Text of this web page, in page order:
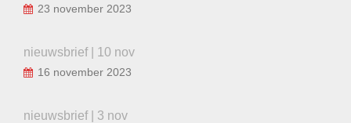
23 november 2023
nieuwsbrief | 10 nov
16 november 2023
nieuwsbrief | 3 nov